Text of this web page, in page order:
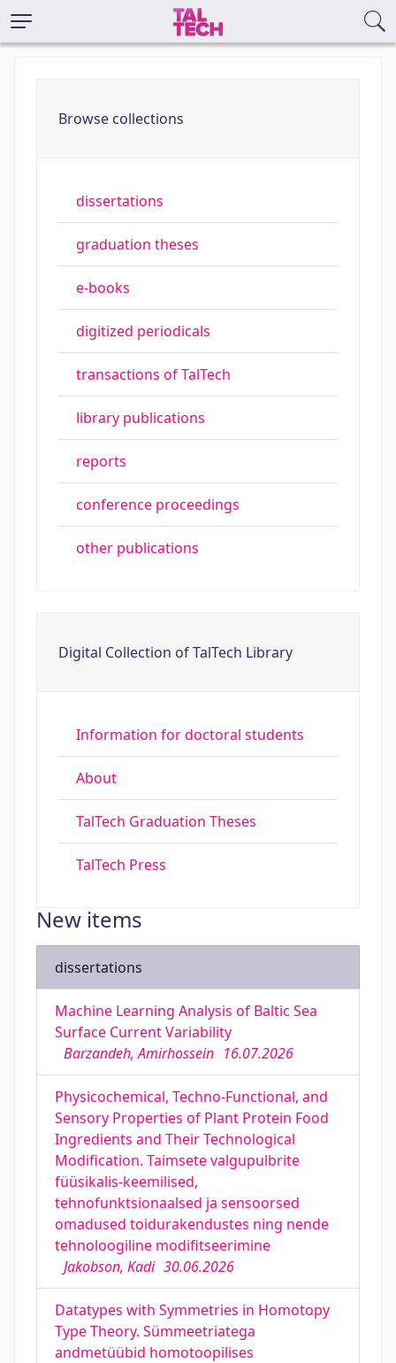
Browse collections
dissertations
graduation theses
e-books
digitized periodicals
transactions of TalTech
library publications
reports
conference proceedings
other publications
Digital Collection of TalTech Library
Information for doctoral students
About
TalTech Graduation Theses
TalTech Press
New items
dissertations
Machine Learning Analysis of Baltic Sea
Surface Current Variability
Barzandeh, Amirhossein 16.07.2026
Physicochemical, Techno-Functional, and
Sensory Properties of Plant Protein Food
Ingredients and Their Technological
Modification. Taimsete valgupulbrite
füüsikalis-keemilised,
tehnofunktsionaalsed ja sensoorsed
omadused toidurakendustes ning nende
tehnoloogiline modifitseerimine
Jakobson, Kadi 30.06.2026
Datatypes with Symmetries in Homotopy
Type Theory. Sümmeetriatega
andmetüübid homotoopilises